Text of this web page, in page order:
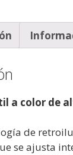
a color de
de
se ajusta